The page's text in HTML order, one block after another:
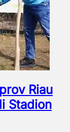
Riau
Stadion